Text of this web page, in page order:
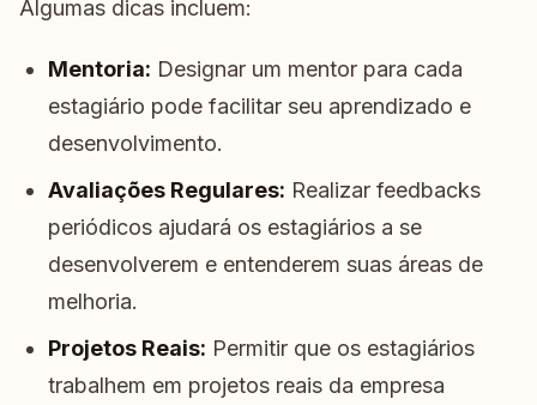
Algumas dicas incluem:
Mentoria: Designar um mentor para cada
estagiário pode facilitar seu aprendizado e
desenvolvimento.
Avaliações Regulares: Realizar feedbacks
periódicos ajudará os estagiários a se
desenvolverem e entenderem suas áreas de
melhoria.
Projetos Reais: Permitir que os estagiários
trabalhem em projetos reais da empresa